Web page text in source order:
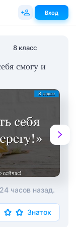
8 класс
смогу и
часов назад.
Знаток
Вход